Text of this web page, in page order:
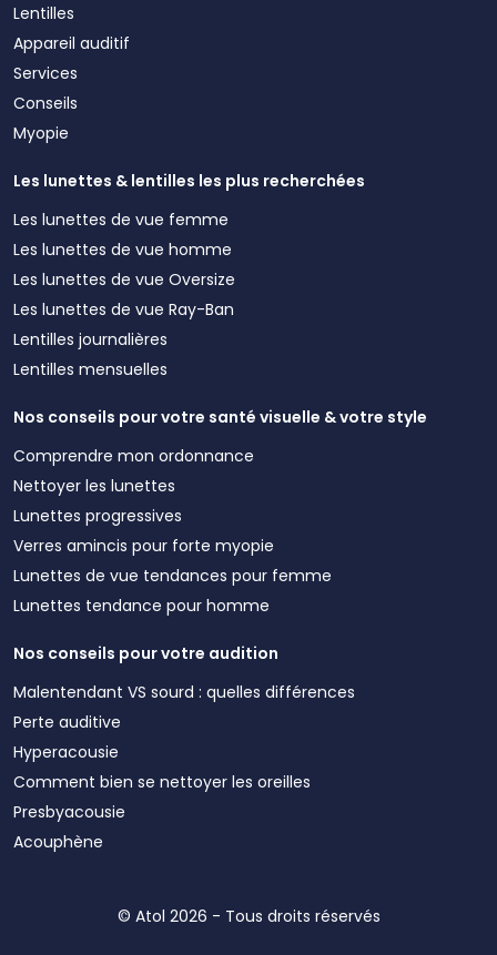
Lentilles
Appareil auditif
Services
Conseils
Myopie
Les lunettes & lentilles les plus recherchées
Les lunettes de vue femme
Les lunettes de vue homme
Les lunettes de vue Oversize
Les lunettes de vue Ray-Ban
Lentilles journalières
Lentilles mensuelles
Nos conseils pour votre santé visuelle & votre style
Comprendre mon ordonnance
Nettoyer les lunettes
Lunettes progressives
Verres amincis pour forte myopie
Lunettes de vue tendances pour femme
Lunettes tendance pour homme
Nos conseils pour votre audition
Malentendant VS sourd : quelles différences
Perte auditive
Hyperacousie
Comment bien se nettoyer les oreilles
Presbyacousie
Acouphène
© Atol 2026 - Tous droits réservés